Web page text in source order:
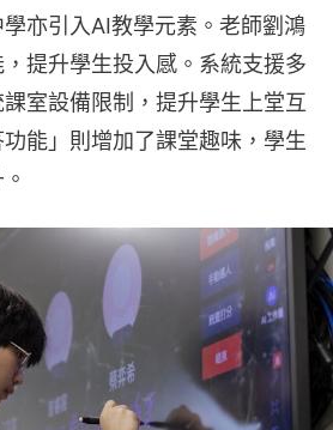
亦引入AI教學元素。老師劉鴻
提升學生投入感。系統支援多
室設備限制，提升學生上堂互
能」則增加了課堂趣味，學生